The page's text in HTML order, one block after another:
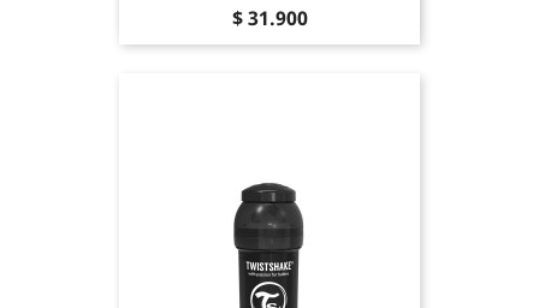
Precio
$ 31.900